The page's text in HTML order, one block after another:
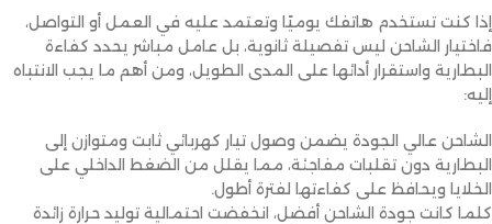
إذا كنت تستخدم هاتفك يوميًا وتعتمد عليه في العمل أو التواصل،
فاختيار الشاحن ليس تفصيلة ثانوية، بل عامل مباشر يحدد كفاءة
البطارية واستقرار أدائها على المدى الطويل، ومن أهم ما يجب الانتباه
إليه:
الشاحن عالي الجودة يضمن وصول تيار كهربائي ثابت ومتوازن إلى
البطارية دون تقلبات مفاجئة، مما يقلل من الضغط الداخلي على
الخلايا ويحافظ على كفاءتها لفترة أطول.
كلما كانت جودة الشاحن أفضل، انخفضت احتمالية توليد حرارة زائدة